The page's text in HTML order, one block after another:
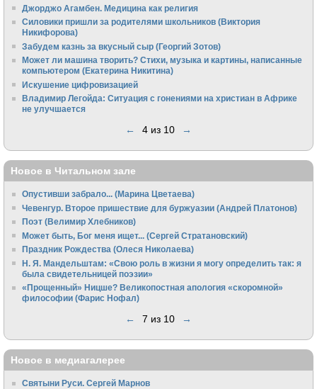
Джорджо Агамбен. Медицина как религия
Силовики пришли за родителями школьников (Виктория
Никифорова)
Забудем казнь за вкусный сыр (Георгий Зотов)
Может ли машина творить? Стихи, музыка и картины, написанные
компьютером (Екатерина Никитина)
Искушение цифровизацией
Владимир Легойда: Ситуация с гонениями на христиан в Африке
не улучшается
← 4 из 10 →
Новое в Читальном зале
Опустивши забрало... (Марина Цветаева)
Чевенгур. Второе пришествие для буржуазии (Андрей Платонов)
Поэт (Велимир Хлебников)
Может быть, Бог меня ищет... (Сергей Стратановский)
Праздник Рождества (Олеся Николаева)
Н. Я. Мандельштам: «Свою pоль в жизни я могу опpеделить так: я
была свидетельницей поэзии»
«Прощенный» Ницше? Великопостная апология «скоромной»
философии (Фарис Нофал)
← 7 из 10 →
Новое в медиагалерее
Святыни Руси. Сергей Марнов